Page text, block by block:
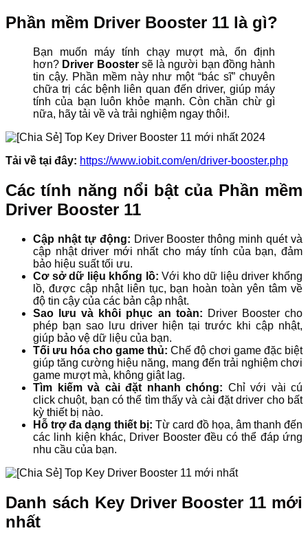
Phần mềm Driver Booster 11 là gì?
Bạn muốn máy tính chạy mượt mà, ổn định
hơn? Driver Boostersẽ là người bạn đồng hành
tin cậy. Phần mềm này như một “bác sĩ” chuyên
chữa trị các bệnh liên quan đến driver, giúp máy
tính của bạn luôn khỏe mạnh. Còn chần chừ gì
nữa, hãy tải về và trải nghiệm ngay thôi!.
Tải về tại đây: https://www.iobit.com/en/driver-booster.php
Các tính năng nổi bật của Phần mềm
Driver Booster 11
Cập nhật tự động: Driver Booster thông minh quét và
cập nhật driver mới nhất cho máy tính của bạn, đảm
bảo hiệu suất tối ưu.
Cơ sở dữ liệu khổng lồ: Với kho dữ liệu driver khổng
lồ, được cập nhật liên tục, bạn hoàn toàn yên tâm về
độ tin cậy của các bản cập nhật.
Sao lưu và khôi phục an toàn: Driver Booster cho
phép bạn sao lưu driver hiện tại trước khi cập nhật,
giúp bảo vệ dữ liệu của bạn.
Tối ưu hóa cho game thủ: Chế độ chơi game đặc biệt
giúp tăng cường hiệu năng, mang đến trải nghiệm chơi
game mượt mà, không giật lag.
Tìm kiếm và cài đặt nhanh chóng: Chỉ với vài cú
click chuột, bạn có thể tìm thấy và cài đặt driver cho bất
kỳ thiết bị nào.
Hỗ trợ đa dạng thiết bị: Từ card đồ họa, âm thanh đến
các linh kiện khác, Driver Booster đều có thể đáp ứng
nhu cầu của bạn.
Danh sách Key Driver Booster 11 mới
nhất